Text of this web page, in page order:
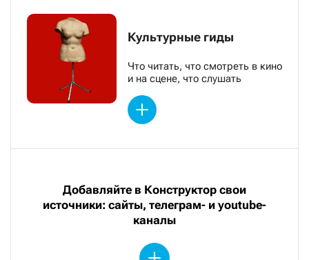
Культурные гиды
Что читать, что смотреть в кино
и на сцене, что слушать
Добавляйте в Конструктор свои
источники: сайты, телеграм- и youtube-
каналы